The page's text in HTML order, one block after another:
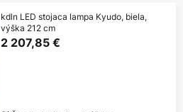
kdln LED stojaca lampa Kyudo, biela,
výška 212 cm
2 207,85 €